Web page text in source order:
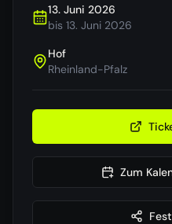
13. Juni 2026
bis 13. Juni 2026
Hof
Rheinland-Pfalz
Zum